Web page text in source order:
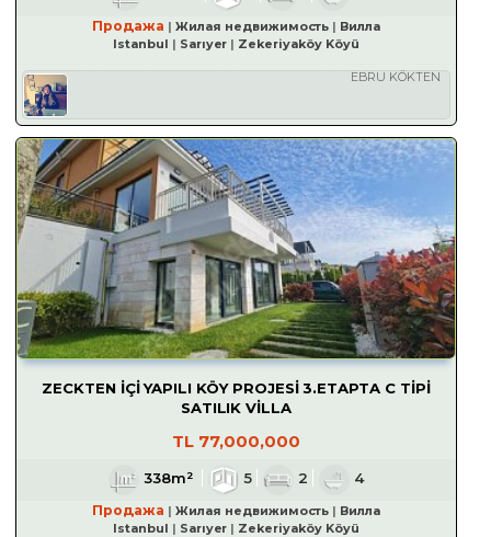
Продажа Жилая недвижимость
Вилла
Istanbul
Sarıyer Zekeriyaköy Köyü
EBRU KÖKTEN
ZECKTEN İÇİ YAPILI KÖY PROJESİ 3.ETAPTA C TİPİ
SATILIK VİLLA
TL 77,000,000
338m² 5 2 4
Продажа Жилая недвижимость
Вилла
Istanbul
Sarıyer Zekeriyaköy Köyü